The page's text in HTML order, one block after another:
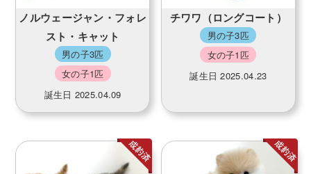
ノルウェージャン・フォレ
スト・キャット
男の子3匹
女の子1匹
誕生日 2025.04.09
チワワ（ロングコート）
男の子3匹
女の子1匹
誕生日 2025.04.23